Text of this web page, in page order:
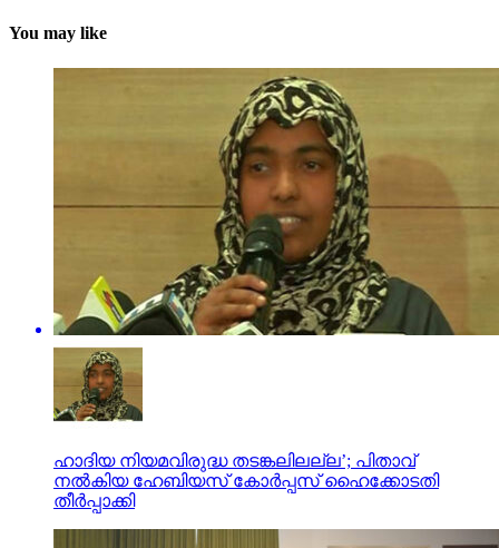
You may like
ഹാദിയ നിയമവിരുദ്ധ തടങ്കലിലല്ല’; പിതാവ്
നല്‍കിയ ഹേബിയസ് കോര്‍പ്പസ് ഹൈക്കോടതി
തീര്‍പ്പാക്കി